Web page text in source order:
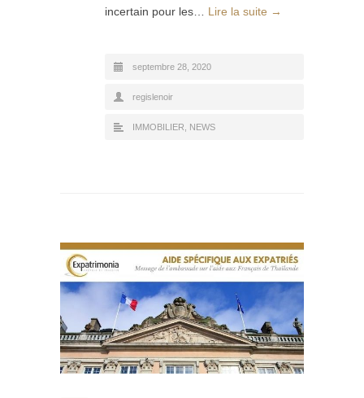
incertain pour les… Lire la suite →
septembre 28, 2020
regislenoir
IMMOBILIER NEWS